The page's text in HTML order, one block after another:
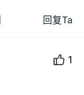
回复Ta
1